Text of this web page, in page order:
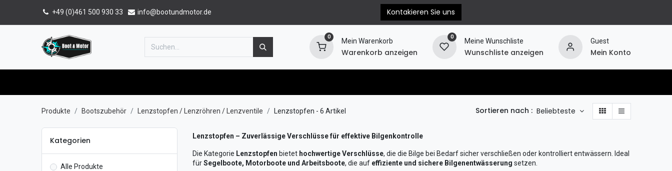
+49 (0)461 500 930 33 info@bootundmotor.de Kontakieren Sie uns
0
Mein Warenkorb
Warenkorb anzeigen
0
Meine Wunschliste
Wunschliste anzeigen
Guest
Mein Konto
Produkte Bootszubehör Lenzstopfen / Lenzröhren / Lenzventile Lenzstopfen - 6 Artikel Sortieren nach : Beliebteste
Kategorien
Alle Produkte
Lenzstopfen – Zuverlässige Verschlüsse für effektive Bilgenkontrolle
Die Kategorie Lenzstopfen bietet hochwertige Verschlüsse, die die Bilge bei Bedarf sicher verschließen oder kontrolliert entwässern. Ideal
fürSegelboote, Motorboote und Arbeitsboote, die auf effiziente und sichere Bilgenentwässerung setzen.